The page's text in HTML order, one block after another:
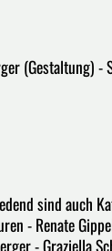
(Gestaltung) -
sind auch
- Renate
- Graziella